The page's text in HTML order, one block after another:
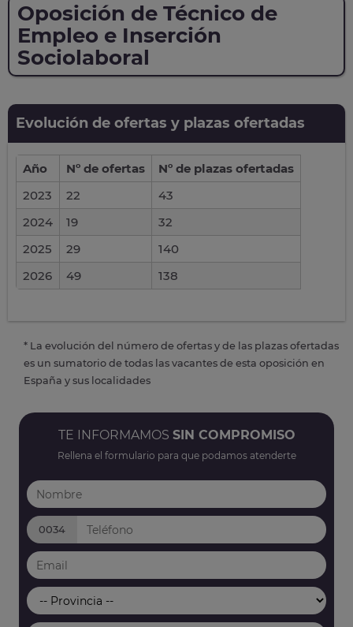
Oposición de Técnico de
Empleo e Inserción
Sociolaboral
Evolución de ofertas y plazas ofertadas
Año Nº de ofertas
Nº de plazas ofertadas
2023
22
43
2024
19
32
2025
29
140
2026
49 138
* La evolución del número de ofertas y de las plazas ofertadas
es un sumatorio de todas las vacantes de esta oposición en
España y sus localidades
TE INFORMAMOS SIN COMPROMISO
Rellena el formulario para que podamos atenderte
0034